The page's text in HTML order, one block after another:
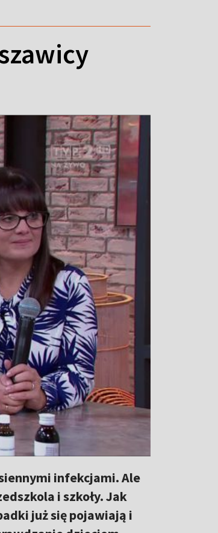
infekcjami. Ale
i szkoły. Jak
już się pojawiają i